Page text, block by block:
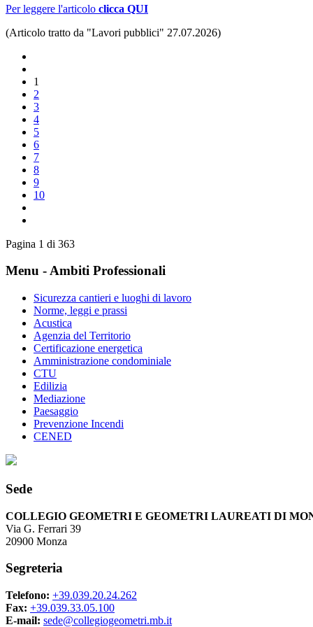
Per leggere l'articolo clicca QUI
(Articolo tratto da "Lavori pubblici" 27.07.2026)
1
2
3
4
5
6
7
8
9
10
Pagina 1 di 363
Menu - Ambiti Professionali
Sicurezza cantieri e luoghi di lavoro
Norme, leggi e prassi
Acustica
Agenzia del Territorio
Certificazione energetica
Amministrazione condominiale
CTU
Edilizia
Mediazione
Paesaggio
Prevenzione Incendi
CENED
Sede
COLLEGIO GEOMETRI E GEOMETRI LAUREATI DI
Via G. Ferrari 39
20900 Monza
Segreteria
Telefono: +39.039.20.24.262
Fax: +39.039.33.05.100
E-mail: sede@collegiogeometri.mb.it